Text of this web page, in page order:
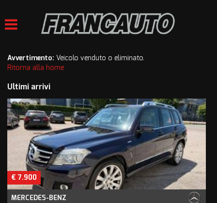
ACQUISTIAMO USATO
VALUTAZIONE USATO
ASSISTENZA
CONTATTI
Avvertimento: Veicolo venduto o eliminato.
Ritorna alla home
Ultimi arrivi
€ 7.900
MERCEDES-BENZ